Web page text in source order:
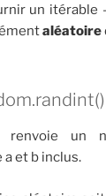
un itérable
aléatoire
renvoie un
et b inclus.